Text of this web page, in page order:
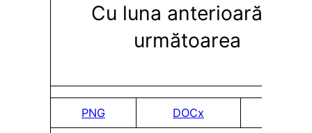
Cu luna anterioară și
următoarea
PNG DOCx